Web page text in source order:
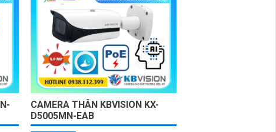
CAMERA THÂN KBVISION KX-
D5005MN-EAB